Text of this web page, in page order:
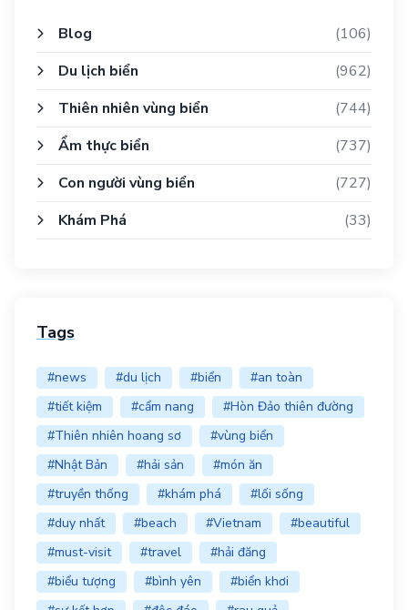
Blog
(106)
Du lịch biển
(962)
Thiên nhiên vùng biển
(744)
Ẩm thực biển
(737)
Con người vùng biển
(727)
Khám Phá
(33)
Tags
#news #du lịch #biển
#an toàn
#tiết kiệm
#cẩm nang
#Hòn Đảo thiên đường
#Thiên nhiên hoang sơ
#vùng biển
#Nhật Bản
#hải sản
#món ăn
#truyền thống
#khám phá
#lối sống
#duy nhất
#beach #Vietnam
#beautiful
#must-visit
#travel
#hải đăng
#biểu tượng
#bình yên
#biển khơi